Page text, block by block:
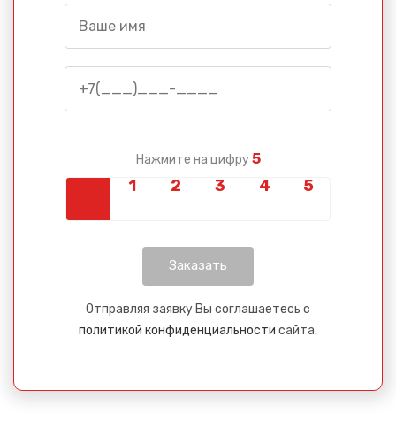
Нажмите на цифру 5
Отправляя заявку Вы соглашаетесь с
политикой конфиденциальности сайта.